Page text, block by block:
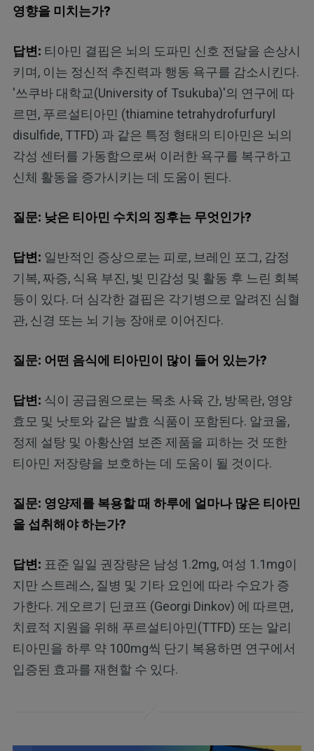
영향을 미치는가?
답변: 티아민 결핍은 뇌의 도파민 신호 전달을 손상시
키며, 이는 정신적 추진력과 행동 욕구를 감소시킨다.
'쓰쿠바 대학교(University of Tsukuba)'의 연구에 따
르면, 푸르설티아민 (thiamine tetrahydrofurfuryl
disulfide, TTFD) 과 같은 특정 형태의 티아민은 뇌의
각성 센터를 가동함으로써 이러한 욕구를 복구하고
신체 활동을 증가시키는 데 도움이 된다.
질문: 낮은 티아민 수치의 징후는 무엇인가?
답변: 일반적인 증상으로는 피로, 브레인 포그, 감정
기복, 짜증, 식욕 부진, 빛 민감성 및 활동 후 느린 회복
등이 있다. 더 심각한 결핍은 각기병으로 알려진 심혈
관, 신경 또는 뇌 기능 장애로 이어진다.
질문: 어떤 음식에 티아민이 많이 들어 있는가?
답변: 식이 공급원으로는 목초 사육 간, 방목란, 영양
효모 및 낫토와 같은 발효 식품이 포함된다. 알코올,
정제 설탕 및 아황산염 보존 제품을 피하는 것 또한
티아민 저장량을 보호하는 데 도움이 될 것이다.
질문: 영양제를 복용할 때 하루에 얼마나 많은 티아민
을 섭취해야 하는가?
답변: 표준 일일 권장량은 남성 1.2mg, 여성 1.1mg이
지만 스트레스, 질병 및 기타 요인에 따라 수요가 증
가한다. 게오르기 딘코프 (Georgi Dinkov) 에 따르면,
치료적 지원을 위해 푸르설티아민(TTFD) 또는 알리
티아민을 하루 약 100mg씩 단기 복용하면 연구에서
입증된 효과를 재현할 수 있다.